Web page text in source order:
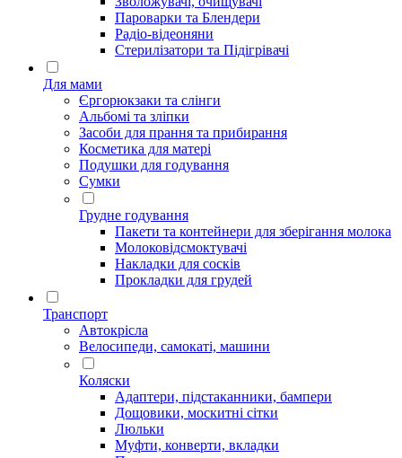
Пароварки та Блендери
Радіо-відеоняни
Стерилізатори та Підігрівачі
Для мами
Єргорюкзаки та слінги
Альбомі та зліпки
Засоби для прання та прибирання
Косметика для матері
Подушки для годування
Сумки
Грудне годування
Пакети та контейнери для зберігання молока
Молоковідсмоктувачі
Накладки для сосків
Прокладки для грудей
Транспорт
Автокрісла
Велосипеди, самокаті, машини
Коляски
Адаптери, підстаканники, бампери
Дощовики, москитні сітки
Люльки
Муфти, конверти, вкладки